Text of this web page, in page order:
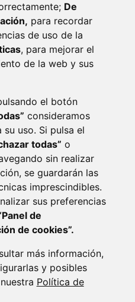
De
para recordar
de uso de la
, para mejorar el
de la web y sus
el botón
consideramos
su uso. Si pulsa el
todas” o
sin realizar
se guardarán las
imprescindibles.
sus preferencias
de
de cookies”.
más información,
y posibles
Política de
- ARAGÓN (ESPAÑA)
400 700 ·
LEGAL
DE DATOS
COOKIES
ENLACE EXTERNO AL